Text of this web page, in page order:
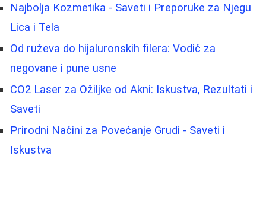
Najbolja Kozmetika - Saveti i Preporuke za Njegu
Lica i Tela
Od ruževa do hijaluronskih filera: Vodič za
negovane i pune usne
CO2 Laser za Ožiljke od Akni: Iskustva, Rezultati i
Saveti
Prirodni Načini za Povećanje Grudi - Saveti i
Iskustva